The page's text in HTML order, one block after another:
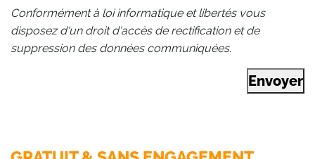
Conformément à loi informatique et libertés vous
disposez d'un droit d'accès de rectification et de
suppression des données communiquées.
Envoyer